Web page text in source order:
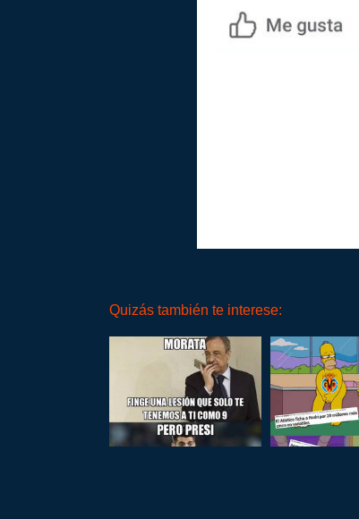
Quizás también te interese: